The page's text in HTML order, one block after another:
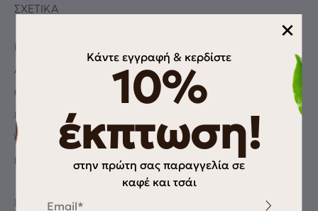
×
Κάντε εγγραφή & κερδίστε
10%
έκπτωση!
στην πρώτη σας παραγγελία σε
καφέ και τσάι
Email
ΣΧΕΤΙΚΆ
Blog
Albums
Coffee Quiz
Πολιτική Απορρήτου
Όροι χρήσης
Επικοινωνία
ΠΛΗΡΟΦΟΡΊΕΣ